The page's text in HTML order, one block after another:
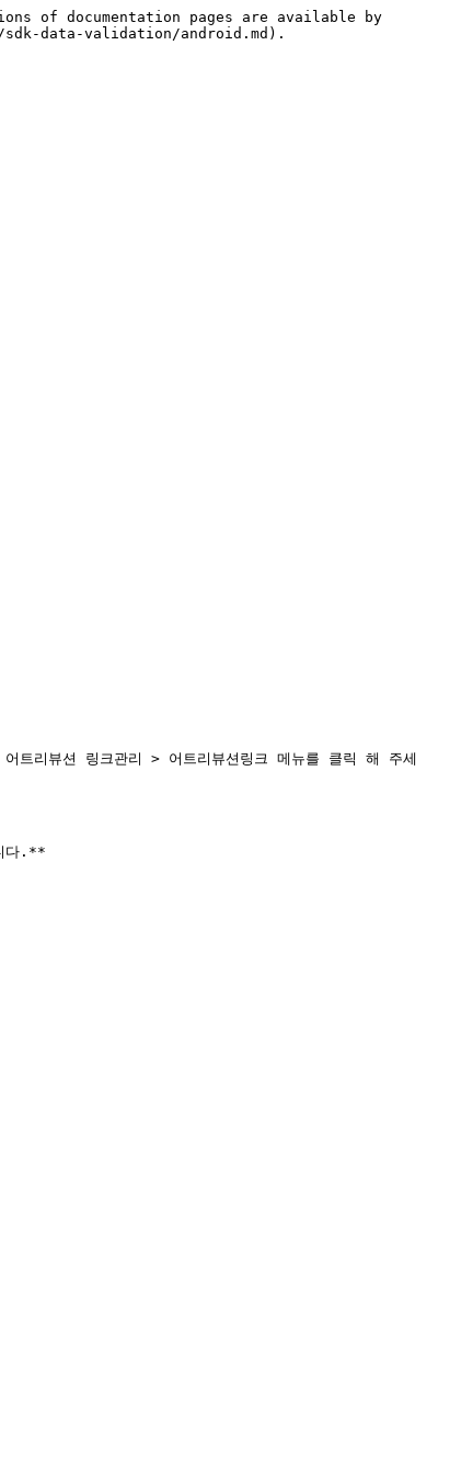
of documentation pages are available by
data-validation/android.md).
션 링크관리 > 어트리뷰션링크 메뉴를 클릭 해 주세
다.**